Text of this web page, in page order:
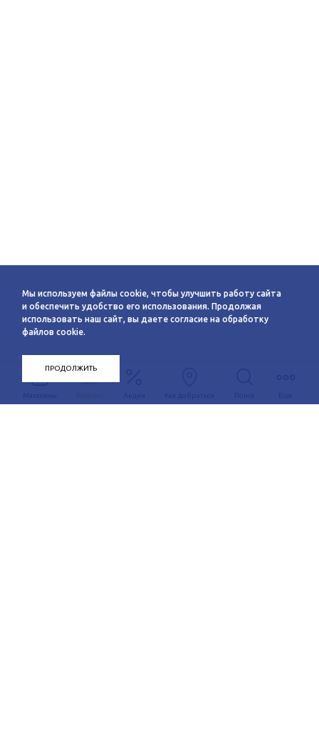
Каталог
Мы используем файлы cookie, чтобы улучшить работу сайта
и обеспечить удобство его использования. Продолжая
использовать наш сайт, вы даете согласие на обработку
файлов cookie.
ПРОДОЛЖИТЬ